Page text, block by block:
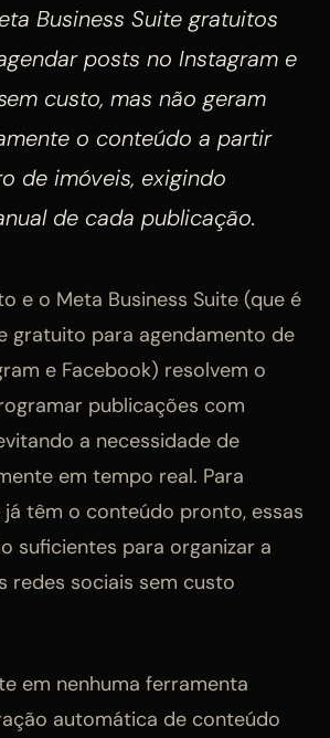
Business Suite gratuitos
posts no Instagram e
custo, mas não geram
o conteúdo a partir
de imóveis, exigindo
de cada publicação.
e o Meta Business Suite (que é
gratuito para agendamento de
e Facebook) resolvem o
publicações com
a necessidade de
em tempo real. Para
têm o conteúdo pronto, essas
suficientes para organizar a
redes sociais sem custo
em nenhuma ferramenta
automática de conteúdo